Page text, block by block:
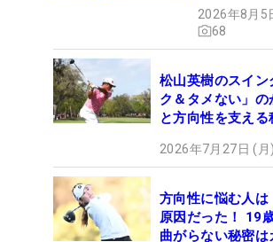
2026年8月5
68
松山英樹のスイン
ク＆タメない」
と方向性を支える
2026年7月27日 (
方向性に悩む人
原因だった！ 19
曲がらない秘密